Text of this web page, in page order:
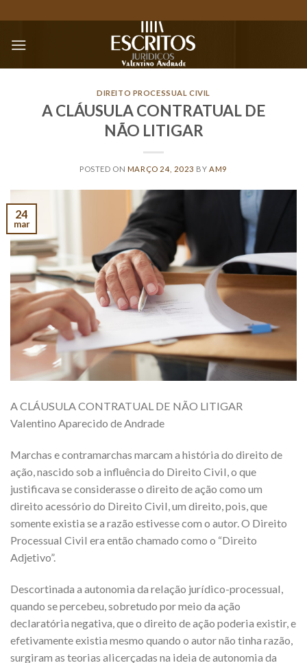
to
content
DIREITO PROCESSUAL CIVIL
A CLÁUSULA CONTRATUAL DE
NÃO LITIGAR
POSTED ON MARÇO 24, 2023 BYAM9
24
mar
A CLÁUSULA CONTRATUAL DE NÃO LITIGAR
Valentino Aparecido de Andrade
Marchas e contramarchas marcam a história do direito de
ação, nascido sob a influência do Direito Civil, o que
justificava se considerasse o direito de ação como um
direito acessório do Direito Civil, um direito, pois, que
somente existia se a razão estivesse com o autor. O Direito
Processual Civil era então chamado como o “Direito
Adjetivo”.
Descortinada a autonomia da relação jurídico-processual,
quando se percebeu, sobretudo por meio da ação
declaratória negativa, que o direito de ação poderia existir, e
efetivamente existia mesmo quando o autor não tinha razão,
surgiram as teorias alicerçadas na ideia de autonomia da